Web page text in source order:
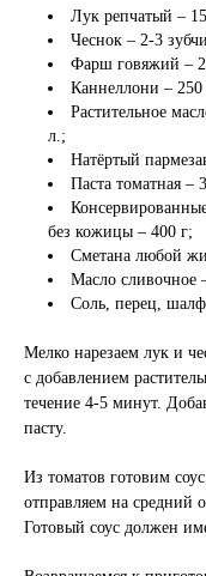
Лук репчатый –
Чеснок – 2-3
Фарш говяжий –
Каннеллони – 250
Растительное
л.;
Натёртый
Паста томатная –
без кожицы – 400 г;
Сметана любой
Масло сливочное
Соль, перец,
Мелко нарезаем лук и
с добавлением
течение 4-5 минут.
пасту.
Из томатов готовим
отправляем на средний
Готовый соус должен